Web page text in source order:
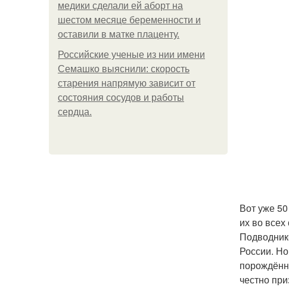
медики сделали ей аборт на
шестом месяце беременности и
оставили в матке плаценту.
Российские ученые из нии имени
Семашко выяснили: скорость
старения напрямую зависит от
состояния сосудов и работы
сердца.
Вот уже
их во
России.
честно